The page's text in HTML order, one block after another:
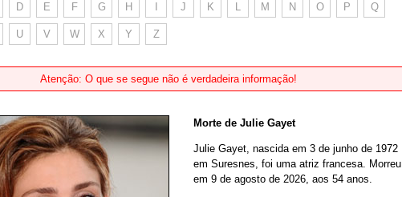
D E F G H J K L M N O P Q
U V W X Y Z
Atenção: O que se segue não é verdadeira informação!
Morte de Julie Gayet
Julie Gayet, nascida em 3 de junho de 1972
em Suresnes, foi uma atriz francesa. Morreu
em 9 de agosto de 2026, aos 54 anos.